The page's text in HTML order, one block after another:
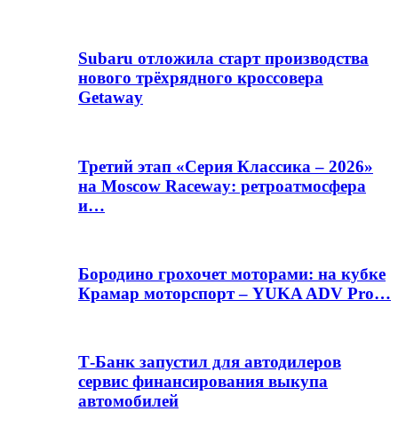
Subaru отложила старт производства
нового трёхрядного кроссовера
Getaway
Третий этап «Серия Классика – 2026»
на Moscow Raceway: ретроатмосфера
и…
Бородино грохочет моторами: на кубке
Крамар моторспорт – YUKA ADV Pro…
Т-Банк запустил для автодилеров
сервис финансирования выкупа
автомобилей